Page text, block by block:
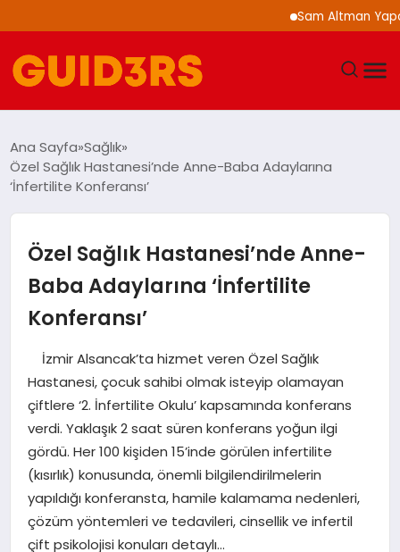
Sam Altman Yapay
YAŞAM
SAĞLIK
EKONOMI
MAGAZIN
EĞITIM
Ana Sayfa Sağlık
Özel Sağlık Hastanesi’nde Anne-Baba Adaylarına
‘İnfertilite Konferansı’
Özel Sağlık Hastanesi’nde Anne-
Baba Adaylarına ‘İnfertilite
Konferansı’
İzmir Alsancak’ta hizmet veren Özel Sağlık
Hastanesi, çocuk sahibi olmak isteyip olamayan
çiftlere ‘2. İnfertilite Okulu’ kapsamında konferans
verdi. Yaklaşık 2 saat süren konferans yoğun ilgi
gördü. Her 100 kişiden 15’inde görülen infertilite
(kısırlık) konusunda, önemli bilgilendirilmelerin
yapıldığı konferansta, hamile kalamama nedenleri,
çözüm yöntemleri ve tedavileri, cinsellik ve infertil
çift psikolojisi konuları detaylı…